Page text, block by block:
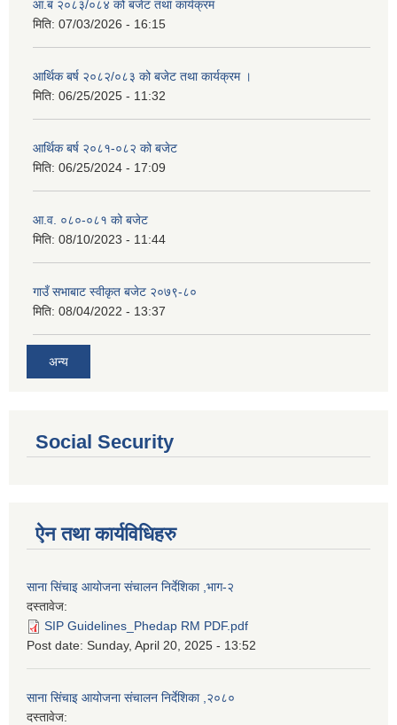
आ.ब २०८३/०८४ को बजेट तथा कार्यक्रम
मिति: 07/03/2026 - 16:15
आर्थिक बर्ष २०८२/०८३ को बजेट तथा कार्यक्रम ।
मिति: 06/25/2025 - 11:32
आर्थिक बर्ष २०८१-०८२ को बजेट
मिति: 06/25/2024 - 17:09
आ.व. ०८०-०८१ को बजेट
मिति: 08/10/2023 - 11:44
गाउँ सभाबाट स्वीकृत बजेट २०७९-८०
मिति: 08/04/2022 - 13:37
अन्य
Social Security
ऐन तथा कार्यविधिहरु
साना सिंचाइ आयोजना संचालन निर्देशिका ,भाग-२
दस्तावेज:
SIP Guidelines_Phedap RM PDF.pdf
Post date: Sunday, April 20, 2025 - 13:52
साना सिंचाइ आयोजना संचालन निर्देशिका ,२०८०
दस्तावेज: